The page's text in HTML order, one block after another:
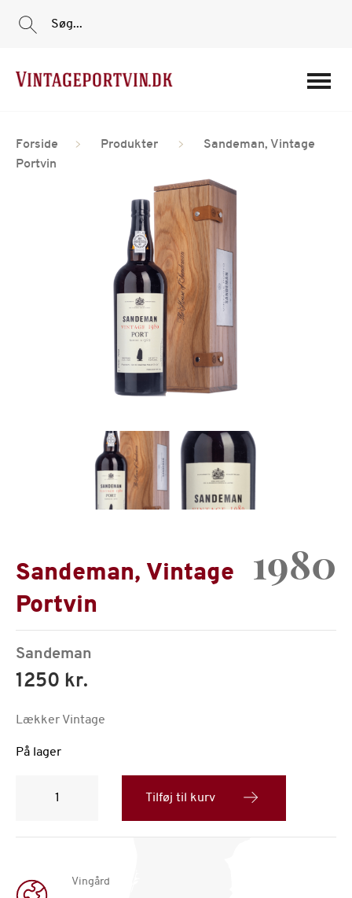
Portvinshuse
Min Konto
Søg...
Forside Produkter
Sandeman, Vintage
Portvin
Sandeman, Vintage
Portvin
1980
Sandeman
1250 kr.
Lækker Vintage
På lager
Tilføj til kurv
Vingård